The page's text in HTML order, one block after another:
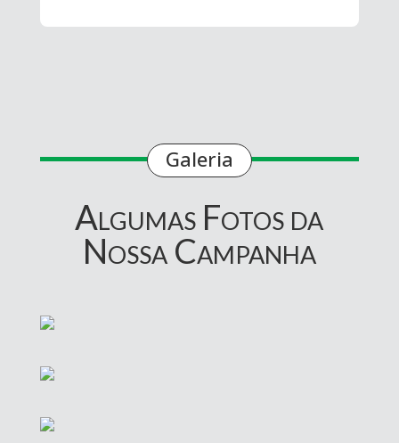
Galeria
Algumas Fotos da
Nossa Campanha